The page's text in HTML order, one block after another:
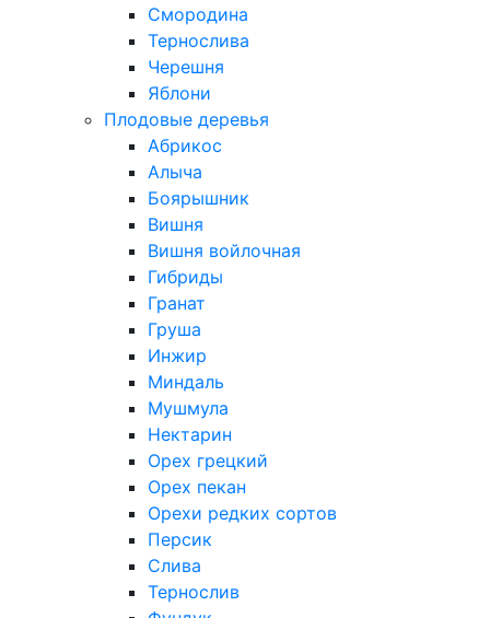
Смородина
Тернослива
Черешня
Яблони
Плодовые деревья
Абрикос
Алыча
Боярышник
Вишня
Вишня войлочная
Гибриды
Гранат
Груша
Инжир
Миндаль
Мушмула
Нектарин
Орех грецкий
Орех пекан
Орехи редких сортов
Персик
Слива
Тернослив